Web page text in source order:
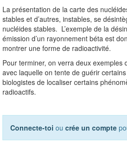
La présentation de la carte des
stables et d’autres, instables, se
nucléides stables. L’exemple de la
émission d’un rayonnement béta est
montrer une forme de radioactivité.
Pour terminer, on verra deux exemples
avec laquelle on tente de guérir certains
biologistes de localiser certains
radioactifs.
Connecte-toi ou crée un compte